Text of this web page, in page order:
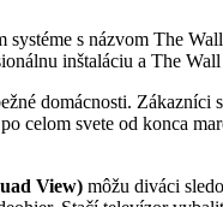
s názvom The
inštaláciu a The
domácnosti.
svete od konca
View) môžu diváci